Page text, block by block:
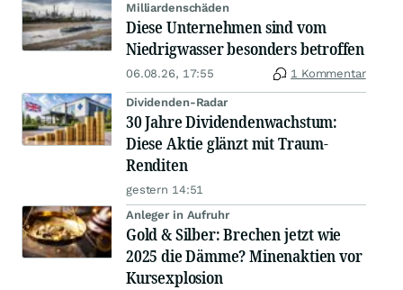
Milliardenschäden
Diese Unternehmen sind vom
Niedrigwasser besonders betroffen
06.08.26, 17:55 1 Kommentar
Dividenden-Radar
30 Jahre Dividendenwachstum:
Diese Aktie glänzt mit Traum-
Renditen
gestern 14:51
Anleger in Aufruhr
Gold & Silber: Brechen jetzt wie
2025 die Dämme? Minenaktien vor
Kursexplosion